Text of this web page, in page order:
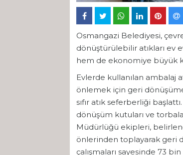
Osmangazi Belediyesi,
dönüştürülebilir atıkları ev
hem de ekonomiye büyük
Evlerde kullanılan ambalaj
önlemek için geri
sıfır atık seferberliği
dönüşüm kutuları ve
Müdürlüğü ekipleri,
önlerinden toplayarak geri
çalışmaları sayesinde 73